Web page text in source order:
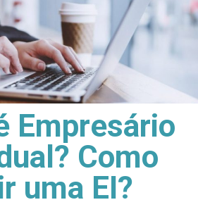
Empresário
Como
uma EI?